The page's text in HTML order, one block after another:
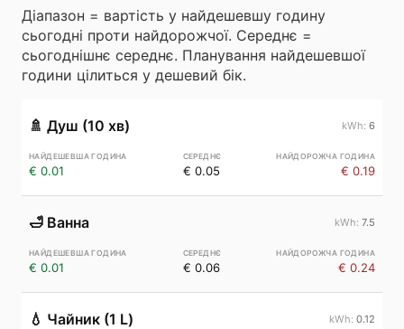
Діапазон = вартість у найдешевшу годину
сьогодні проти найдорожчої. Середнє =
сьогоднішнє середнє. Планування найдешевшої
години цілиться у дешевий бік.
🚿 Душ (10 хв) 6
€ 0.01 € 0.05 € 0.19
🛁 Ванна 7.5
€ 0.01 € 0.06 € 0.24
💧 Чайник (1 L) 0.12